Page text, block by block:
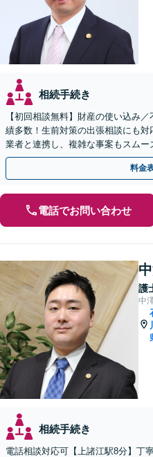
相続手続き
【初回相談無料】財産の使い込み
績多数！生前対策の出張相談にも
業者と連携し、複雑な事案もスム
深くアドバイスし、最良の結果を
料金
電話でお問い合わせ
護
中
相続手続き
電話相談対応可【上諸江駅8分】丁